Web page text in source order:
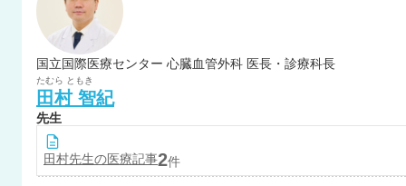
国立国際医療センター 心臓血管外科 医長・診療科長
たむら ともき
田村 智紀
先生
田村先生の医療記事2件